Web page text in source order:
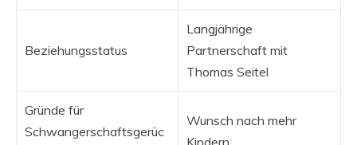
Beziehungsstatus
Langjährige
Partnerschaft mit
Thomas Seitel
Gründe für
Schwangerschaftsgerüc
Wunsch nach mehr